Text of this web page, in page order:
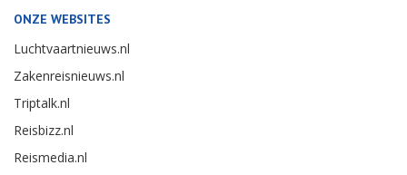
ONZE WEBSITES
Luchtvaartnieuws.nl
Zakenreisnieuws.nl
Triptalk.nl
Reisbizz.nl
Reismedia.nl